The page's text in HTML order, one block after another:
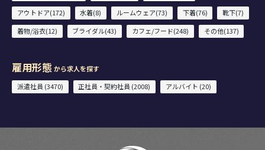
アウトドア(172)
水着(8) ルームウェア(73) 下着(76)
靴下(7)
着物/浴衣(12)
ブライダル(43) カフェ/フード(248) その他(137)
雇用形態 から求人を探す
派遣社員 (3470)
正社員・契約社員 (2008) アルバイト (20)